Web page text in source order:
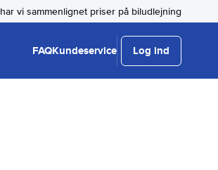
har vi sammenlignet priser på biludlejning
FAQKundeservice Log ind